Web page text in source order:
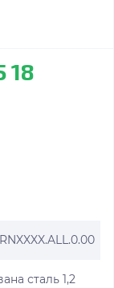
18
сталь 1,2